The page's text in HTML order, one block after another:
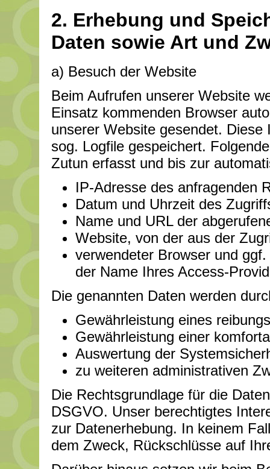
2. Erhebung und
Daten sowie Art und
a) Besuch der Website
Beim Aufrufen unserer Website
Einsatz kommenden Browser
unserer Website gesendet.
sog. Logfile gespeichert.
Zutun erfasst und bis zur
IP-Adresse des anfragenden
Datum und Uhrzeit des
Name und URL der
Website, von der aus der
verwendeter Browser und
der Name Ihres Access-
Die genannten Daten werden
Gewährleistung eines
Gewährleistung einer
Auswertung der
zu weiteren administrativen
Die Rechtsgrundlage für die
DSGVO. Unser berechtigtes
zur Datenerhebung. In keinem
dem Zweck, Rückschlüsse auf